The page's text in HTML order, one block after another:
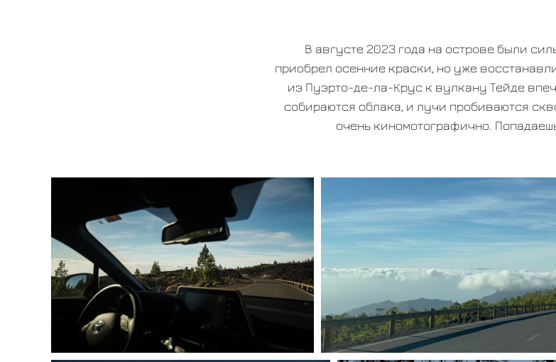
В августе 2023 года на острове были
приобрел осенние краски, но уже
из Пуэрто-де-ла-Крус к вулкану Тейде
собираются облака, и лучи пробиваются
очень киномотографично.